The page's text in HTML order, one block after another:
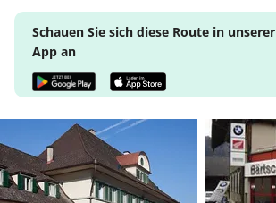
Schauen Sie sich diese Route in unserer
App an